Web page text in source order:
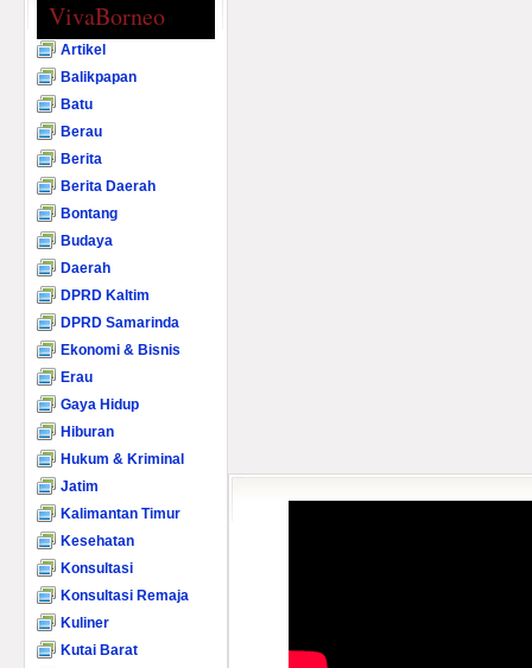
VivaBorneo
Artikel
Balikpapan
Batu
Berau
Berita
Berita Daerah
Bontang
Budaya
Daerah
DPRD Kaltim
DPRD Samarinda
Ekonomi & Bisnis
Erau
Gaya Hidup
Hiburan
Hukum & Kriminal
Jatim
Kalimantan Timur
Kesehatan
Konsultasi
Konsultasi Remaja
Kuliner
Kutai Barat